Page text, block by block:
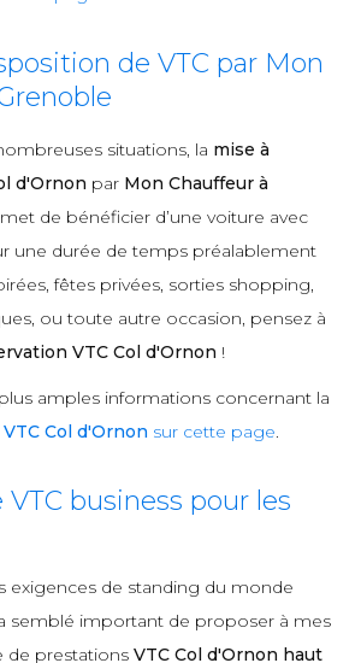
de VTC par Mon
situations, la mise à
d'Ornon par Mon Chauffeur à
de bénéficier d’une voiture avec
une durée de temps préalablement
fêtes privées, sorties shopping,
ou toute autre occasion, pensez à
VTC Col d'Ornon !
amples informations concernant la
Col d'Ornon sur cette page.
business pour les
exigences de standing du monde
semblé important de proposer à mes
de prestations VTC Col d'Ornon haut